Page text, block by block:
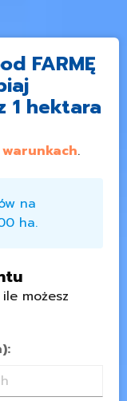
FARMĘ
1 hektara
.
na
ha.
możesz